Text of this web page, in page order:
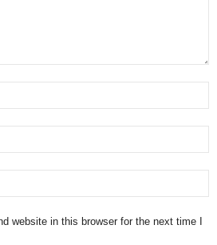
website in this browser for the next time I